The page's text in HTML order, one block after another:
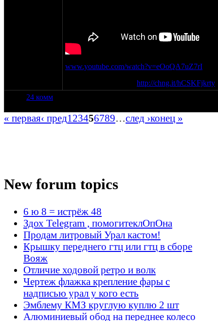
www.youtube.com/watch?v=eOoQA7uZ7rI
http://chng.it/hCSKFjkrty
24 комм
« первая‹ пред1 23456789…след ›конец »
New forum topics
6 ю 8 = истрёж 48
Здох Telegram , помогитеклОпОна
Продам литровый Урал кастом!
Крышку переднего гтц или гтц в сборе
Вояж
Отличие ходовой ретро и волк
Чертеж флажка крепление фары с
надписью урал у кого есть
Эмблему КМЗ круглую куплю 2 шт
Алюминиевый обод на переднее колесо